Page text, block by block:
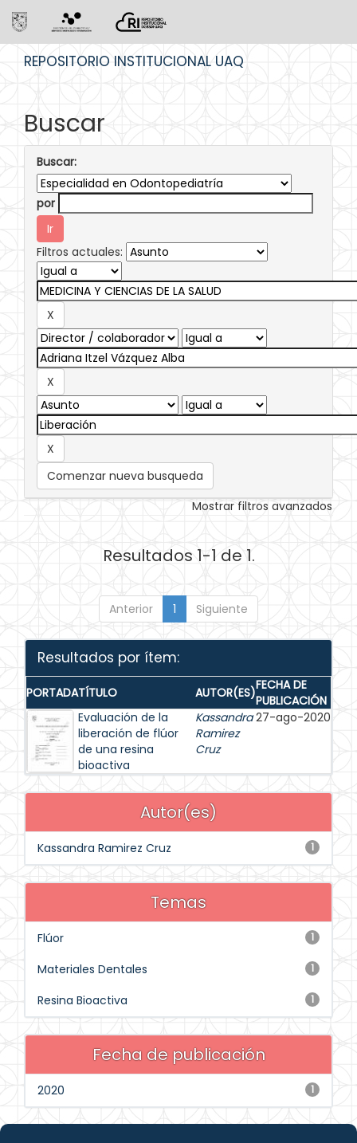
REPOSITORIO INSTITUCIONAL UAQ
Buscar
Buscar:
por
Filtros actuales:
Comenzar nueva busqueda
Mostrar filtros avanzados
Resultados 1-1 de 1.
Anterior 1 Siguiente
Resultados por ítem:
PORTADATÍTULO AUTOR(ES)FECHA DE
PUBLICACIÓN
Evaluación de la
liberación de flúor
de una resina
bioactiva
Kassandra
Ramirez
Cruz
27-ago-2020
Autor(es)
1
Kassandra Ramirez Cruz
Temas
1
Flúor
1
Materiales Dentales
1
Resina Bioactiva
Fecha de publicación
1
2020